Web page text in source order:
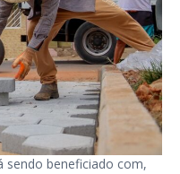
sendo beneficiado com,